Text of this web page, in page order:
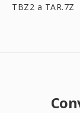
TBZ2 a TAR.7Z